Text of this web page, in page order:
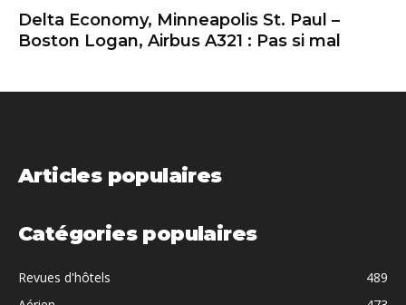
Delta Economy, Minneapolis St. Paul –
Boston Logan, Airbus A321 : Pas si mal
Articles populaires
Catégories populaires
Revues d'hôtels
489